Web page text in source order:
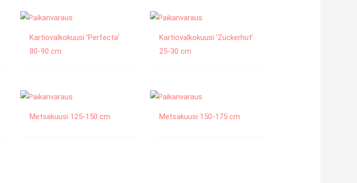
Kartiovalkokuusi ’Perfecta’
80-90 cm
Kartiovalkokuusi ’Zuckerhut’
25-30 cm
Metsäkuusi 125-150 cm Metsäkuusi 150-175 cm